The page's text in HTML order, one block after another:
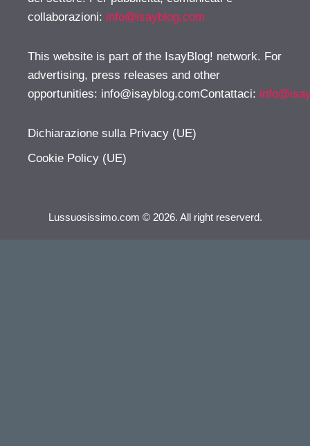
collaborazioni: info@isayblog.com
This website is part of the IsayBlog! network. For
advertising, press releases and other
opportunities: info@isayblog.comContattaci:
Dichiarazione sulla Privacy (UE)
Cookie Policy (UE)
Lussuosissimo.com © 2026. All right reserverd.